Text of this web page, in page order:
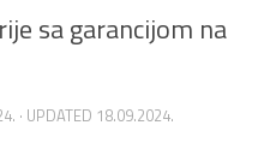
sa garancijom na
· UPDATED 18.09.2024.